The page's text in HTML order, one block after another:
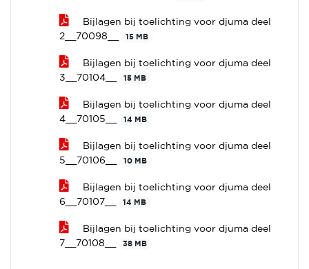
Bijlagen bij toelichting voor djuma deel
2__70098__
15 MB
Bijlagen bij toelichting voor djuma deel
3__70104__
15 MB
Bijlagen bij toelichting voor djuma deel
4__70105__
14 MB
Bijlagen bij toelichting voor djuma deel
5__70106__
10 MB
Bijlagen bij toelichting voor djuma deel
6__70107__
14 MB
Bijlagen bij toelichting voor djuma deel
7__70108__
38 MB